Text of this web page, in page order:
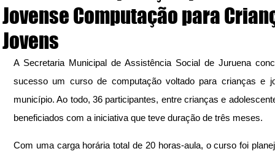
Jovense Computação para
Jovens
A Secretaria Municipal de Assistência Social de Juruena
sucesso um curso de computação voltado para crianças e
município. Ao todo, 36 participantes, entre crianças e
beneficiados com a iniciativa que teve duração de três meses.
Com uma carga horária total de 20 horas-aula, o curso foi